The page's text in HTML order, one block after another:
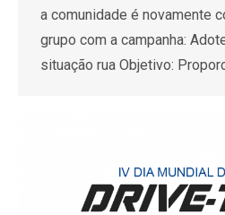
a comunidade é novamente
grupo com a campanha:
situação rua Objetivo: